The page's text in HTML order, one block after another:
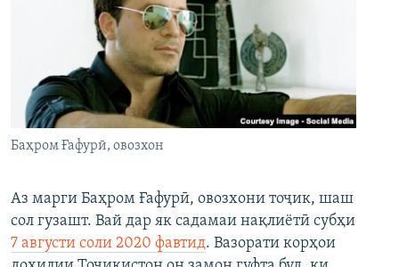
Баҳром Ғафурӣ, овозхон
Аз марги Баҳром Ғафурӣ, овозхони тоҷик, шаш
сол гузашт. Вай дар як садамаи нақлиётӣ субҳи
7 августи соли 2020 фавтид. Вазорати корҳои